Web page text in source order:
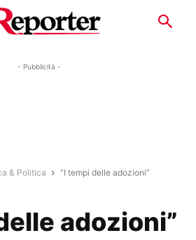
- Pubblicità -
& Politica “I tempi delle adozioni”
adozioni”